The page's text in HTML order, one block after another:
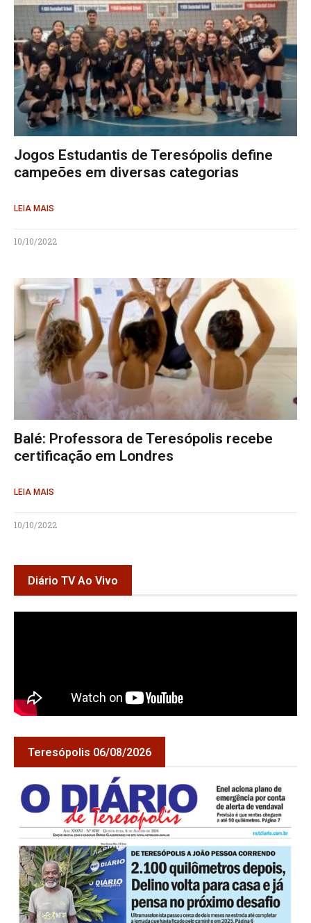
Jogos Estudantis de Teresópolis define
campeões em diversas categorias
LEIA MAIS
10/10/2022
Balé: Professora de Teresópolis recebe
certificação em Londres
LEIA MAIS
10/10/2022
Diário TV Ao Vivo
Teresópolis 06/08/2026